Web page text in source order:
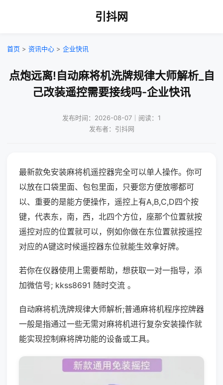
引抖网
首页 > 资讯中心 > 企业快讯
点炮远离!自动麻将机洗牌规律大师解析_自
己改装遥控需要接线吗-企业快讯
发布时间：2026-08-07｜阅读：1
发布者：引抖网
最新款免安装麻将机遥控器完全可以单人操作。你可
以放在口袋里面、包包里面，只要您方便放哪都可
以、重要的是能方便操作，遥控上有A,B,C,D四个按
键，代表东，南，西，北四个方位，座那个位置就按
遥控对应的位置就可以，例如你做在东位置就按遥控
对应的A键这时候遥控器东位就能生效拿好牌。
若你在仪器使用上需要帮助，想获取一对一指导，添
加微信号; kkss8691 随时交流 。
自动麻将机洗牌规律大师解析;普通麻将机程序控牌器
一般是指通过一些无需对麻将机进行复杂安装操作就
能实现控制麻将牌功能的设备或工具。